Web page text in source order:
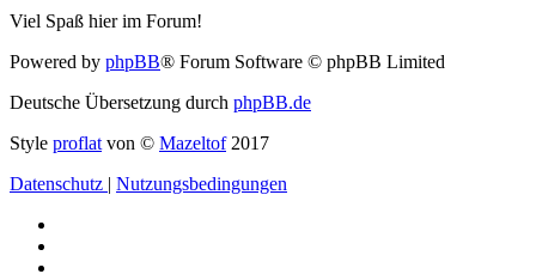
Viel Spaß hier im Forum!
Powered by phpBB® Forum Software © phpBB Limited
Deutsche Übersetzung durch phpBB.de
Style proflat von © Mazeltof2017
Datenschutz | Nutzungsbedingungen